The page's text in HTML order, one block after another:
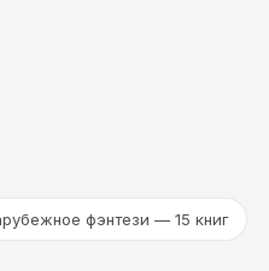
фэнтези — 15 книг